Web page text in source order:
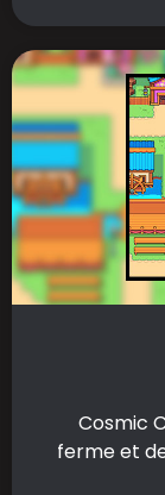
Cosmic
ferme et